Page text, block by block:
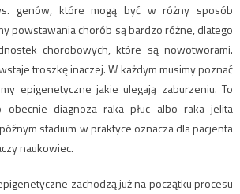
genów, które mogą być w różny sposób
powstawania chorób są bardzo różne, dlatego
chorobowych, które są nowotworami.
troszkę inaczej. W każdym musimy poznać
epigenetyczne jakie ulegają zaburzeniu. To
diagnoza raka płuc albo raka jelita
stadium w praktyce oznacza dla pacjenta
naukowiec.
zachodzą już na początku procesu